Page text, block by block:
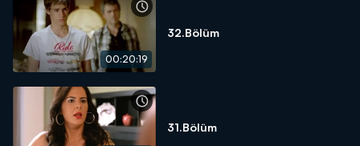
00:20:19
32.Bölüm
31.Bölüm